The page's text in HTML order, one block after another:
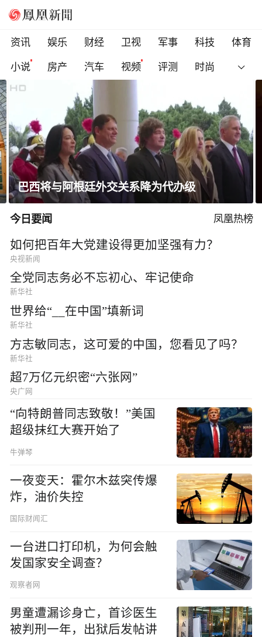
资讯 娱乐 财经 卫视 军事 科技
体育
小说
房产 汽车 视频 评测 时尚
巴西将与阿根廷外交关系降为代办级
今日要闻 凤凰热榜
如何把百年大党建设得更加坚强有力？
央视新闻
全党同志务必不忘初心、牢记使命
新华社
世界给“__在中国”填新词
新华社
方志敏同志，这可爱的中国，您看见了吗？
新华社
超7万亿元织密“六张网”
央广网
“向特朗普同志致敬！”美国
超级抹红大赛开始了
牛弹琴
一夜变天：霍尔木兹突传爆
炸，油价失控
国际财闻汇
一台进口打印机，为何会触
发国家安全调查？
观察者网
男童遭漏诊身亡，首诊医生
被判刑一年，出狱后发帖讲